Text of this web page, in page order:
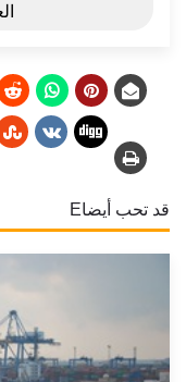
قد تحب أيضاE